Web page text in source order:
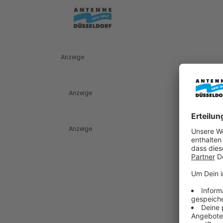
Anzeige
Anzeige
Anzeige